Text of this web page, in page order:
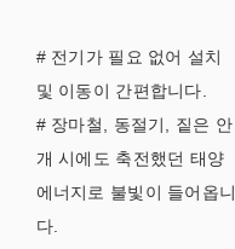
# 전기가 필요 없어 설치
및 이동이 간편합니다.
# 장마철, 동절기, 짙은 안
개 시에도 축전했던 태양
에너지로 불빛이 들어옵니
다.